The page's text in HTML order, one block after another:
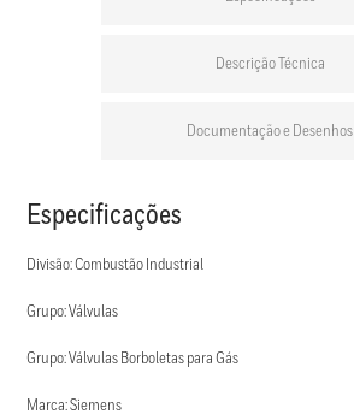
Descrição Técnica
Documentação e Desenhos
Especificações
Divisão: Combustão Industrial
Grupo: Válvulas
Grupo: Válvulas Borboletas para Gás
Marca: Siemens